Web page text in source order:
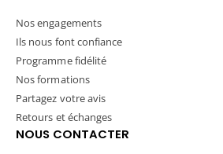
Nos engagements
Ils nous font confiance
Programme fidélité
Nos formations
Partagez votre avis
Retours et échanges
NOUS CONTACTER